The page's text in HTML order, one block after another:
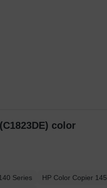
color
Series
HP Color Copier 145